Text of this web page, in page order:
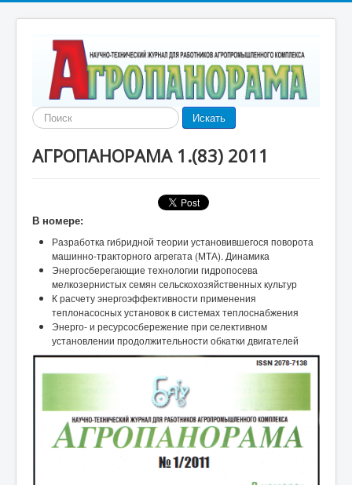
Найти Искать
АГРОПАНОРАМА 1.(83) 2011
В номере:
Разработка гибридной теории установившегося поворота
машинно-тракторного агрегата (МТА). Динамика
Энергосберегающие технологии гидропосева
мелкозернистых семян сельскохозяйственных культур
К расчету энергоэффективности применения
теплонасосных установок в системах теплоснабжения
Энерго- и ресурсосбережение при cелективном
установлении продолжительности обкатки двигателей